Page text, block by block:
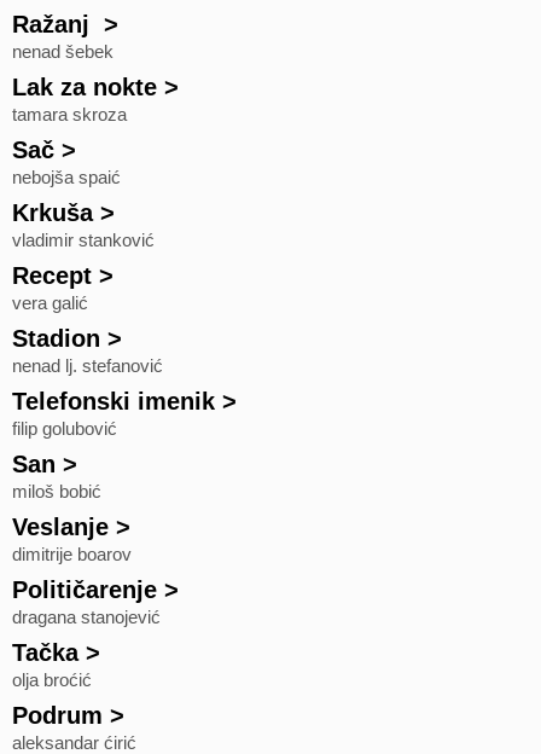
Ražanj >
nenad šebek
Lak za nokte >
tamara skroza
Sač >
nebojša spaić
Krkuša>
vladimir stanković
Recept >
vera galić
Stadion >
nenad lj. stefanović
Telefonski imenik >
filip golubović
San >
miloš bobić
Veslanje >
dimitrije boarov
Političarenje >
dragana stanojević
Tačka>
olja broćić
Podrum >
aleksandar ćirić